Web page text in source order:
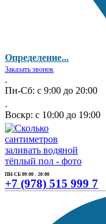
Определение...
Заказать звонок
.
Пн-Сб: с 9:00 до 20:00
.
Воскр: с 10:00 до 19:00
ПН-СБ 09:00 - 20:00
+7 (978) 515 999 7